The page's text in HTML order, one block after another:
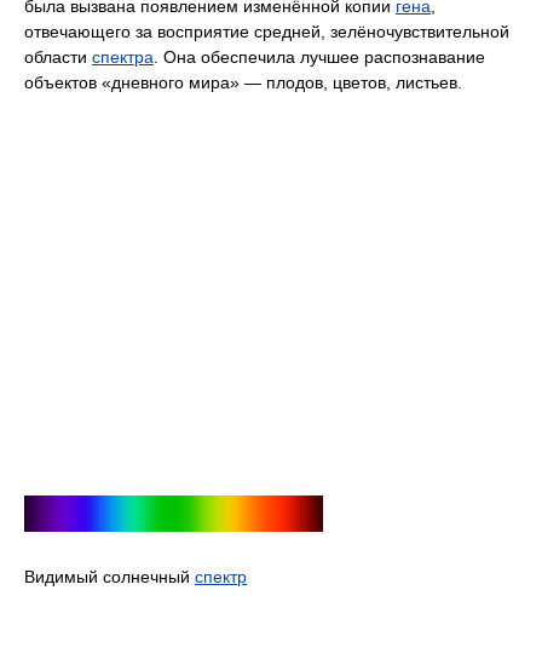
была вызвана появлением изменённой копии гена
отвечающего за восприятие средней, зелёночувствительной
области спектра . Она обеспечила лучшее распознавание
объектов «дневного мира» — плодов, цветов, листьев.
Видимый солнечный спектр